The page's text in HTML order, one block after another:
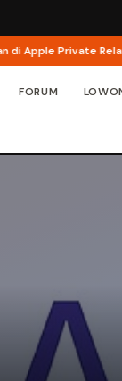
Private Relay
FORUM